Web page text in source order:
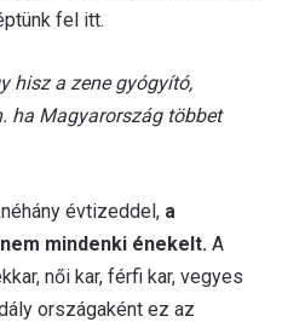
fel itt.
hisz a zene gyógyító,
ha Magyarország többet
évtizeddel, a
mindenki énekelt. A
női kar, férfi kar, vegyes
országaként ez az